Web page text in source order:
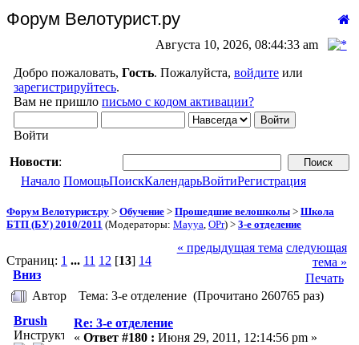
Форум Велотурист.ру
Августа 10, 2026, 08:44:33 am
Добро пожаловать, Гость. Пожалуйста, войдите или
зарегистрируйтесь.
Вам не пришло письмо с кодом активации?
Войти
Новости:
Начало ПомощьПоискКалендарьВойтиРегистрация
Форум Велотурист.ру > Обучение > Прошедшие велошколы > Школа
БТП (БУ) 2010/2011 (Модераторы: Mayya OPr) > 3-е отделение
Страниц: 1 ... 11 12 [13] 14
Вниз
« предыдущая тема следующая
тема »
Печать
Автор
Тема: 3-е отделение (Прочитано 260765 раз)
Brush
Инструктор
Re: 3-е отделение
« Ответ #180 : Июня 29, 2011, 12:14:56 pm »